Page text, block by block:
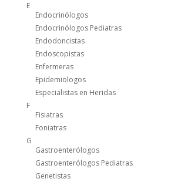
E
Endocrinólogos
Endocrinólogos Pediatras
Endodoncistas
Endoscopistas
Enfermeras
Epidemiologos
Especialistas en Heridas
F
Fisiatras
Foniatras
G
Gastroenterólogos
Gastroenterólogos Pediatras
Genetistas